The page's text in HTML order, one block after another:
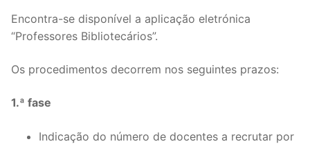
Notícias
Legislação
Encontra-se disponível a aplicação eletrónica
“Professores Bibliotecários”.
Os procedimentos decorrem nos seguintes prazos:
1.ª fase
Indicação do número de docentes a recrutar por